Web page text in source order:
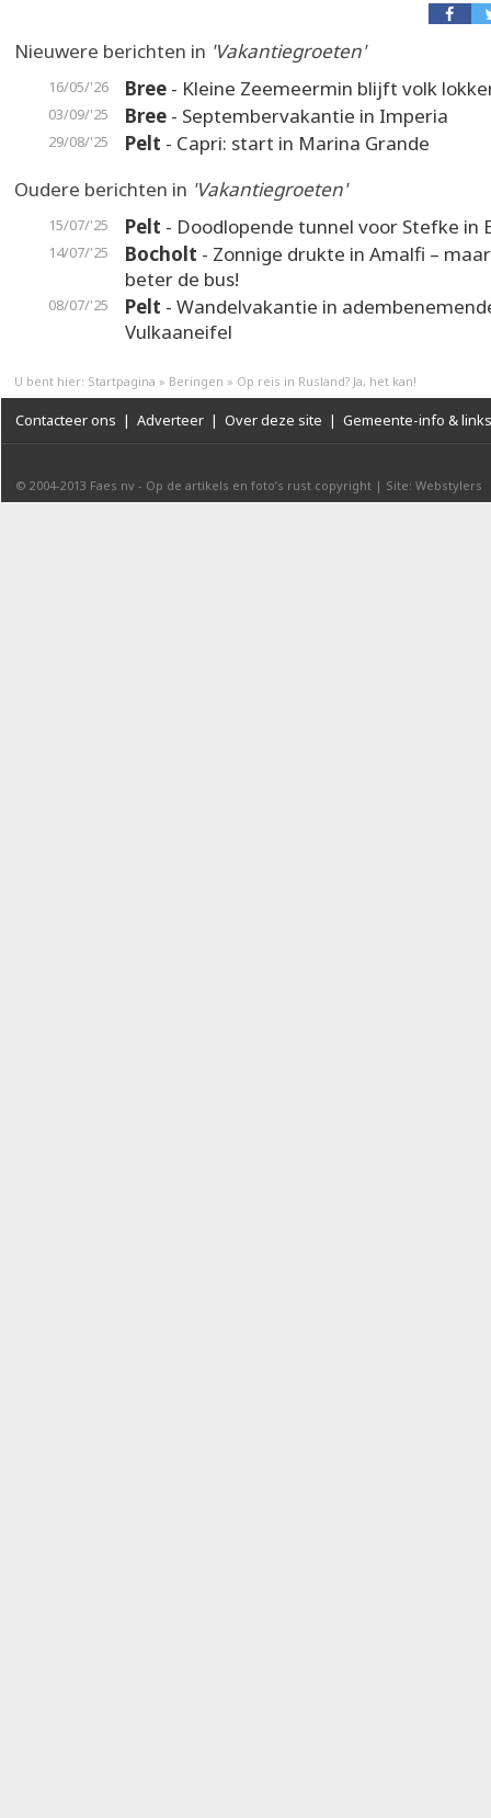
Nieuwere berichten in 'Vakantiegroeten'
16/05/'26 Bree - Kleine Zeemeermin blijft volk
03/09/'25 Bree - Septembervakantie in Imperia
29/08/'25 Pelt - Capri: start in Marina Grande
Oudere berichten in 'Vakantiegroeten'
15/07/'25 Pelt - Doodlopende tunnel voor Stefke in
14/07/'25 Bocholt - Zonnige drukte in Amalfi –
beter de bus!
08/07/'25 Pelt - Wandelvakantie in
Vulkaaneifel
U bent hier: Startpagina » Beringen » Op reis in Rusland? Ja, het kan!
Contacteer ons | Adverteer | Over deze site | Gemeente-info & links
© 2004-2013 Faes nv - Op de artikels en foto’s rust copyright | Site: Webstylers